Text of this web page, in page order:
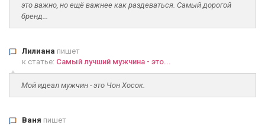
это важно, но ещё важнее как раздеваться. Самый дорогой
бренд...
Лилиана пишет
к статье: Самый лучший мужчина - это...
Мой идеал мужчин - это Чон Хосок.
Ваня пишет